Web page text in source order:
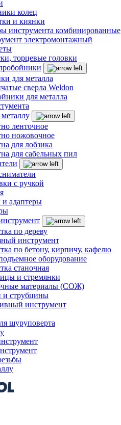
колец
и киянки
инструмента комбинированные
электромонтажный
торцевые головки
для металла
сверла Weldon
для металла
ленточное
ножовочное
для лобзика
для сабельных пил
с ручкой
и адаптеры
по дереву
инструмент
по бетону, кирпичу, кафелю
оборудование
станочная
и стремянки
материалы (СОЖ)
и струбцины
инструмент
шуруповерта